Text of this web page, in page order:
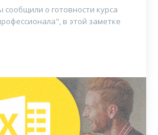
о готовности курса
в этой заметке